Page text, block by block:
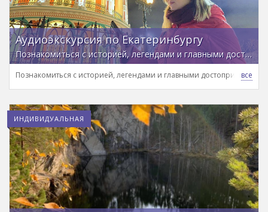
Аудиоэкскурсия по Екатеринбургу
Познакомиться с историей, легендами и главными достопримечательностями уральской столицы
Познакомиться с историей, легендами и главными
ИНДИВИДУАЛЬНАЯ